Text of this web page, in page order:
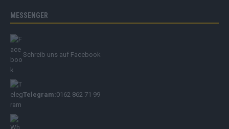
MESSENGER
Schreib uns auf Facebook
Telegram:0162 862 71 99